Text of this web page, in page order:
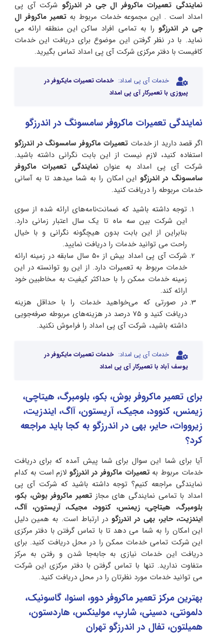
نمایندگی‌ تعمیرات ماکروفر ال جی در اندرزگو شرکت‌ آی پی
امداد است . این مجموعه خدمات مربوط بهتعمیر ماکروفر ال
جی در اندرزگو را به تمامی افراد ساکن این منطقه ارائه می
نماید. با در نظر گرفتن این موضوع برای دریافت این خدمات
کافیست با دفتر مرکزی شرکت آی پی امداد تماس بگیرید.
خدمات آی پی امداد: خدمات تعمیرات مایکروفر در
پیروزی با تعمیرکار آی پی امداد
نمایندگی تعمیرات ماکروفر سامسونگ در اندرزگو
اگر قصد دارید از خدمات تعمیرات ماکروفر سامسونگ در اندرزگو
استفاده کنید، لازم نیست از این بابت نگرانی داشته باشید.
شرکت آی پی امداد به عنوان نمایندگی تعمیرات ماکروفر
سامسونگ در اندرزگو این امکان را به شما میدهد تا به آسانی
خدمات مربوطه را دریافت کنید.
توجه داشته باشید که ضمانت‌نامه‌‌های ارائه شده از سوی
این شرکت بین سه ماه تا یک سال اعتبار زمانی دارد.
بنابراین از این بابت بدون هیچگونه نگرانی و با خیال
راحت می توانید خدمات را دریافت نمایید.
شرکت آی پی امداد بیش از ۵۰ سال سابقه در زمینه ارائه
خدمات مربوط به تعمیرات دارد. از این رو توانسته در این
زمینه خدمات ممکن را با حداکثر کیفیت به مخاطبین خود
ارائه کند.
در صورتی که می‌خواهید خدمات را با حداقل هزینه
دریافت کنید و ۷۵ درصد در هزینه‌های مربوطه صرفه‌جویی
داشته باشید، شرکت آی پی امداد را فراموش نکنید.
خدمات آی پی امداد: خدمات تعمیرات مایکروفر در
یوسف آباد با تعمیرکار آی پی امداد
برای تعمیر ماکروفر بوش، بکو، بلومبرگ، هیتاچی،
زیمنس، کنوود، مجیک، آریستون، آاگ، ایندزیت،
زیرووات، حایر، بهی در اندرزگو به کجا باید مراجعه
کرد؟
آیا برای شما این سوال برای شما پیش آمده‌ که برای دریافت
خدمات مربوط بهتعمیرات ماکروفر در اندرزگو لازم است به کدام
نمایندگی مراجعه کنیم؟ توجه داشته باشید که شرکت‌ آی پی
امداد با تمامی نمایندگی های مجاز تعمیر ماکروفر بوش، بکو،
بلومبرگ، هیتاچی، زیمنس، کنوود، مجیک، آریستون، آاگ،
ایندزیت، حایر، بهی در اندرزگو در ارتباط است. به همین دلیل
این امکان را به شما می دهد تا با تماس گرفتن با دفتر مرکزی
این شرکت تمامی خدمات ممکن را در محل دریافت کنید. برای
دریافت این خدمات نیازی به جابه‌جا شدن و رفتن به مرکز
متفاوت ندارید. تنها با تماس گرفتن با دفتر مرکزی این شرکت
می توانید خدمات مورد نظرتان را در محل دریافت کنید.
بهترین مرکز تعمیر ماکروفر دوو، اسنوا، گاسونیک،
دلمونتی، دسینی، شارپ، مولینکس، هاردستون،
همیلتون، تفال در اندرزگو تهران